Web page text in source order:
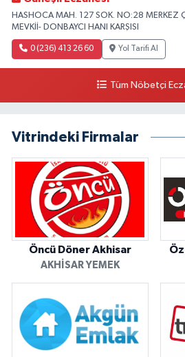
HASHOCA MAH. 127 SOK. NO:28 MERKEZ
MEVKİİ- DONBAYCI HANI KARŞISI
0 (236) 413 26 60 Yol Tarifi Al
Tüm Nöbetçi
Vitrindeki Firmalar
Öncü Döner Akhisar
AKHISAR YEMEK